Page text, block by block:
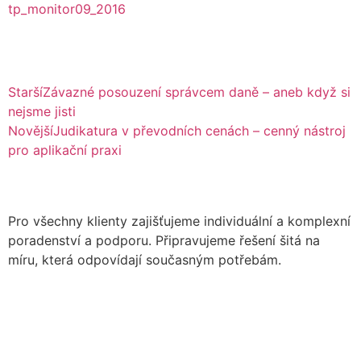
tp_monitor09_2016
StaršíZávazné posouzení správcem daně – aneb když si
nejsme jisti
NovějšíJudikatura v převodních cenách – cenný nástroj
pro aplikační praxi
Pro všechny klienty zajišťujeme individuální a komplexní
poradenství a podporu. Připravujeme řešení šitá na
míru, která odpovídají současným potřebám.